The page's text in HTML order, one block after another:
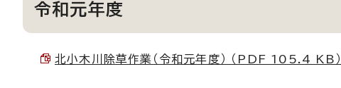
令和元年度
北小木川除草作業（令和元年度） （PDF 105.4 KB）